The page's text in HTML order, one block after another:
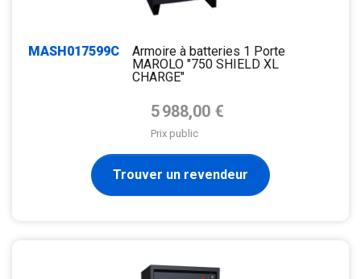
MASH017599C
Armoire à batteries 1 Porte
MAROLO "750 SHIELD XL
CHARGE"
Prix de base
5 988,00 €
Prix public
Trouver un revendeur